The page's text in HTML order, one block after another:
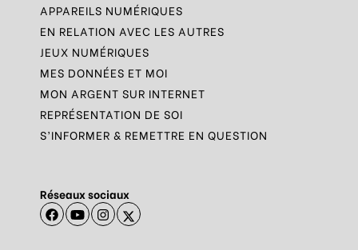
APPAREILS NUMÉRIQUES
EN RELATION AVEC LES AUTRES
JEUX NUMÉRIQUES
MES DONNÉES ET MOI
MON ARGENT SUR INTERNET
REPRÉSENTATION DE SOI
S’INFORMER & REMETTRE EN QUESTION
Réseaux sociaux